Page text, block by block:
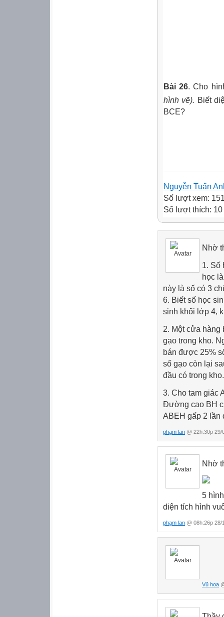
Bài 26. Cho
hình vẽ). Biết
BCE?
Nguyễn Tuấn
Số lượt xem:
Số lượt thích:
Nhờ
1. Số
học
này là số có 3
6. Biết số học
sinh khối lớp 4,
2. Một cửa hàng
gạo trong kho.
bán được 25%
số gạo còn lại
đầu có trong kho.
3. Cho tam giác
Đường cao BH
ABEH gấp 2 lần
phạm lan @ 22h:30p 29/
Nhờ
5
diện tích hình
phạm lan @ 08h:26p 28/
Vũ hoa